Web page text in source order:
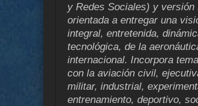
y Redes Sociales) y versión
orientada a entregar una
integral, entretenida,
tecnológica, de la
internacional. Incorpora
con la aviación civil,
militar, industrial,
entrenamiento, deportivo,